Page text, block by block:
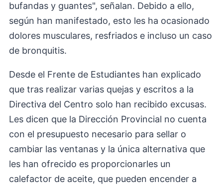
bufandas y guantes", señalan. Debido a ello,
según han manifestado, esto les ha ocasionado
dolores musculares, resfriados e incluso un caso
de bronquitis.
Desde el Frente de Estudiantes han explicado
que tras realizar varias quejas y escritos a la
Directiva del Centro solo han recibido excusas.
Les dicen que la Dirección Provincial no cuenta
con el presupuesto necesario para sellar o
cambiar las ventanas y la única alternativa que
les han ofrecido es proporcionarles un
calefactor de aceite, que pueden encender a